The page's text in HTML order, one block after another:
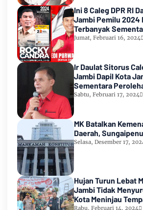
Ini 8 Caleg DPR RI
Jambi Pemilu 2024
Terbanyak
Count KPU RI
Jumat, Februari 16, 2024
Ir Daulat Sitorus
Jambi Dapil Kota
Sementara Perolehan
2024
Sabtu, Februari 17, 2024
MK Batalkan
Daerah,
Selasa, Desember 17,
Hujan Turun Lebat Mengguyur Kota
Jambi Tidak
Kota Meninjau Tempat Pemungutan
Rabu, Februari 14, 2024